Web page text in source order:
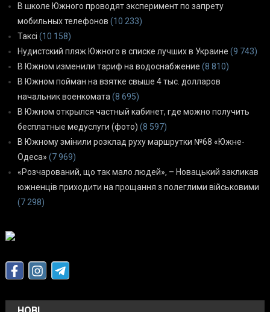
В школе Южного проводят эксперимент по запрету
мобильных телефонов (10 233)
Таксі (10 158)
Нудистский пляж Южного в списке лучших в Украине (9 743)
В Южном изменили тариф на водоснабжение (8 810)
В Южном пойман на взятке свыше 4 тыс. долларов
начальник военкомата (8 695)
В Южном открылся частный кабинет, где можно получить
бесплатные медуслуги (фото) (8 597)
В Южному змінили розклад руху маршрутки №68 «Южне-
Одеса» (7 969)
«Розчарований, що так мало людей», – Новацький закликав
южненців приходити на прощання з полеглими військовими
(7 298)